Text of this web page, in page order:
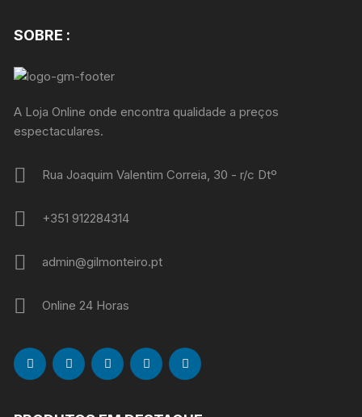
SOBRE :
A Loja Online onde encontra qualidade a preços
espectaculares.
Rua Joaquim Valentim Correia, 30 - r/c Dtº
+351 912284314
admin@gilmonteiro.pt
Online 24 Horas